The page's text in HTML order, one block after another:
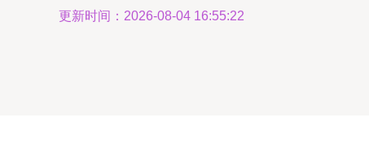
更新时间：2026-08-04 16:55:22